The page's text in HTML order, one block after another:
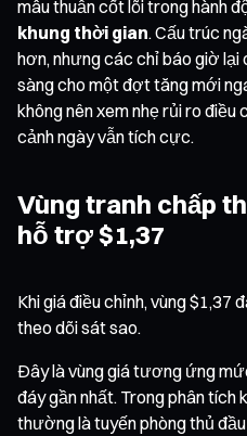
mâu thuẫn cốt lõi trong hành
khung thời gian. Cấu trúc
hơn, nhưng các chỉ báo giờ
sàng cho một đợt tăng mới
không nên xem nhẹ rủi ro điều
cảnh ngày vẫn tích cực.
Vùng tranh chấp
hỗ trợ $1,37
Khi giá điều chỉnh, vùng
theo dõi sát sao.
Đây là vùng giá tương ứng
đáy gần nhất. Trong phân tích
thường là tuyến phòng thủ